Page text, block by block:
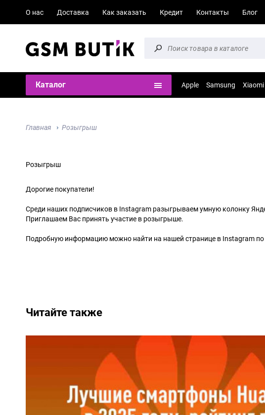
О нас Доставка Как заказать Кредит Контакты Блог
Каталог Apple Samsung Xiaomi
Главная Розыгрыш
Розыгрыш
Дорогие покупатели!
Среди наших подписчиков в Instagram разыгрываем умную колонку
Приглашаем Вас принять участие в розыгрыше.
Подробную информацию можно найти на нашей странице в Instagram по
Читайте также